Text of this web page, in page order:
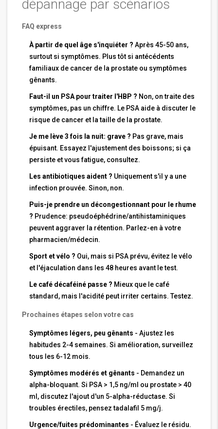
dépannage par scénarios
FAQ express
À partir de quel âge s'inquiéter ? Après 45-50 ans,
surtout si symptômes. Plus tôt si antécédents
familiaux de cancer de la prostate ou symptômes
gênants.
Faut-il un PSA pour traiter l'HBP ? Non, on traite des
symptômes, pas un chiffre. Le PSA aide à discuter le
risque de cancer et la taille de la prostate.
Je me lève 3 fois la nuit: grave ? Pas grave, mais
épuisant. Essayez l'ajustement des boissons; si ça
persiste et vous fatigue, consultez.
Les antibiotiques aident ? Uniquement s'il y a une
infection prouvée. Sinon, non.
Puis-je prendre un décongestionnant pour le rhume
? Prudence: pseudoéphédrine/antihistaminiques
peuvent aggraver la rétention. Parlez-en à votre
pharmacien/médecin.
Sport et vélo ? Oui, mais si PSA prévu, évitez le vélo
et l'éjaculation dans les 48 heures avant le test.
Le café décaféiné passe ? Mieux que le café
standard, mais l'acidité peut irriter certains. Testez.
Prochaines étapes selon votre cas
Symptômes légers, peu gênants - Ajustez les
habitudes 2-4 semaines. Si amélioration, surveillez
tous les 6-12 mois.
Symptômes modérés et gênants - Demandez un
alpha-bloquant. Si PSA > 1,5 ng/ml ou prostate > 40
ml, discutez l'ajout d'un 5-alpha-réductase. Si
troubles érectiles, pensez tadalafil 5 mg/j.
Urgence/fuites prédominantes - Évaluez le résidu.